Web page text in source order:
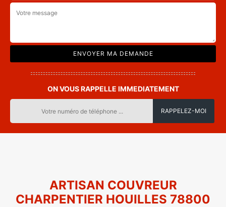
ON VOUS RAPPELLE IMMEDIATEMENT
ARTISAN COUVREUR
CHARPENTIER HOUILLES 78800